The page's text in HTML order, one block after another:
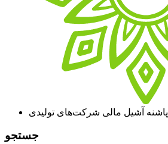
پاشنه آشیل مالی شرکت‌های تولیدی
جستجو